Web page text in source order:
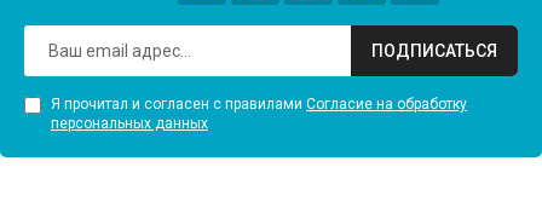
ПОДПИСАТЬСЯ
Я прочитал и согласен с правилами Согласие на обработку
персональных данных